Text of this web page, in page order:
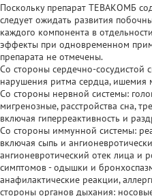
Поскольку препарат ТЕВАКОМБ
следует ожидать развития
каждого компонента в
эффекты при одновременном
препарата не отмечены.
Со стороны сердечно-сосудистой
нарушения ритма сердца, ишемия
Со стороны нервной системы:
мигренозные, расстройства сна,
включая гиперреактивность и
Со стороны иммунной системы:
включая сыпь и
ангионевротический отек лица и
симптомов - одышки и
анафилактические реакции,
стороны органов дыхания: